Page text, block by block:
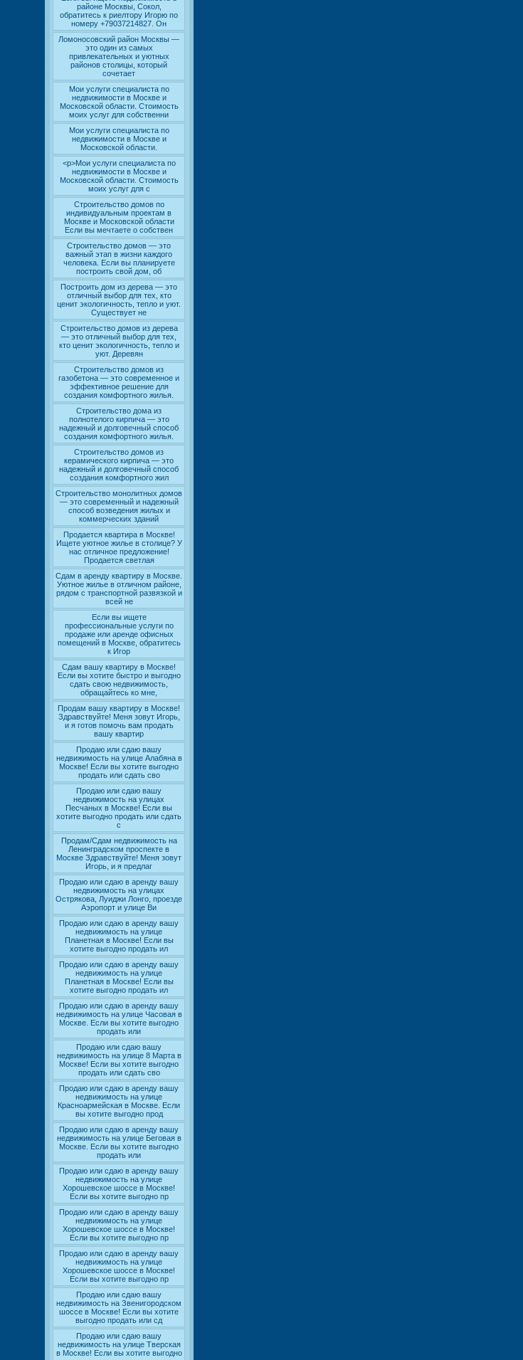
районе Москвы, Сокол,
обратитесь к риелтору Игорю по
номеру +79037214827. Он
Ломоносовский район Москвы —
это один из самых
привлекательных и уютных
районов столицы, который
сочетает
Мои услуги специалиста по
недвижимости в Москве и
Московской области. Стоимость
моих услуг для собственни
Мои услуги специалиста по
недвижимости в Москве и
Московской области.
<p>Мои услуги специалиста по
недвижимости в Москве и
Московской области. Стоимость
моих услуг для с
Строительство домов по
индивидуальным проектам в
Москве и Московской области
Если вы мечтаете о собствен
Строительство домов — это
важный этап в жизни каждого
человека. Если вы планируете
построить свой дом, об
Построить дом из дерева — это
отличный выбор для тех, кто
ценит экологичность, тепло и уют.
Существует не
Строительство домов из дерева
— это отличный выбор для тех,
кто ценит экологичность, тепло и
уют. Деревян
Строительство домов из
газобетона — это современное и
эффективное решение для
создания комфортного жилья.
Строительство дома из
полнотелого кирпича — это
надежный и долговечный способ
создания комфортного жилья.
Строительство домов из
керамического кирпича — это
надежный и долговечный способ
создания комфортного жил
Строительство монолитных домов
— это современный и надежный
способ возведения жилых и
коммерческих зданий
Продается квартира в Москве!
Ищете уютное жилье в столице? У
нас отличное предложение!
Продается светлая
Сдам в аренду квартиру в Москве.
Уютное жилье в отличном районе,
рядом с транспортной развязкой и
всей не
Если вы ищете
профессиональные услуги по
продаже или аренде офисных
помещений в Москве, обратитесь
к Игор
Сдам вашу квартиру в Москве!
Если вы хотите быстро и выгодно
сдать свою недвижимость,
обращайтесь ко мне,
Продам вашу квартиру в Москве!
Здравствуйте! Меня зовут Игорь,
и я готов помочь вам продать
вашу квартир
Продаю или сдаю вашу
недвижимость на улице Алабяна в
Москве! Если вы хотите выгодно
продать или сдать сво
Продаю или сдаю вашу
недвижимость на улицах
Песчаных в Москве! Если вы
хотите выгодно продать или сдать
с
Продам/Сдам недвижимость на
Ленинградском проспекте в
Москве Здравствуйте! Меня зовут
Игорь, и я предлаг
Продаю или сдаю в аренду вашу
недвижимость на улицах
Острякова, Луиджи Лонго, проезде
Аэропорт и улице Ви
Продаю или сдаю в аренду вашу
недвижимость на улице
Планетная в Москве! Если вы
хотите выгодно продать ил
Продаю или сдаю в аренду вашу
недвижимость на улице
Планетная в Москве! Если вы
хотите выгодно продать ил
Продаю или сдаю в аренду вашу
недвижимость на улице Часовая в
Москве. Если вы хотите выгодно
продать или
Продаю или сдаю вашу
недвижимость на улице 8 Марта в
Москве! Если вы хотите выгодно
продать или сдать сво
Продаю или сдаю в аренду вашу
недвижимость на улице
Красноармейская в Москве. Если
вы хотите выгодно прод
Продаю или сдаю в аренду вашу
недвижимость на улице Беговая в
Москве. Если вы хотите выгодно
продать или
Продаю или сдаю в аренду вашу
недвижимость на улице
Хорошевское шоссе в Москве!
Если вы хотите выгодно пр
Продаю или сдаю в аренду вашу
недвижимость на улице
Хорошевское шоссе в Москве!
Если вы хотите выгодно пр
Продаю или сдаю в аренду вашу
недвижимость на улице
Хорошевское шоссе в Москве!
Если вы хотите выгодно пр
Продаю или сдаю вашу
недвижимость на Звенигородском
шоссе в Москве! Если вы хотите
выгодно продать или сд
Продаю или сдаю вашу
недвижимость на улице Тверская
в Москве! Если вы хотите выгодно